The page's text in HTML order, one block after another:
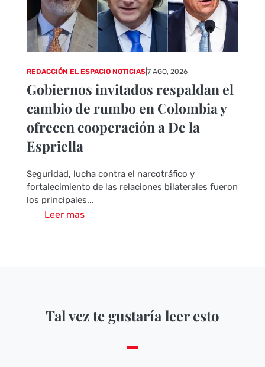
REDACCIÓN EL ESPACIO NOTICIAS| 7 AGO, 2026
Gobiernos invitados respaldan el
cambio de rumbo en Colombia y
ofrecen cooperación a De la
Espriella
Seguridad, lucha contra el narcotráfico y
fortalecimiento de las relaciones bilaterales fueron
los principales...
Leer mas
Tal vez te gustaría leer esto